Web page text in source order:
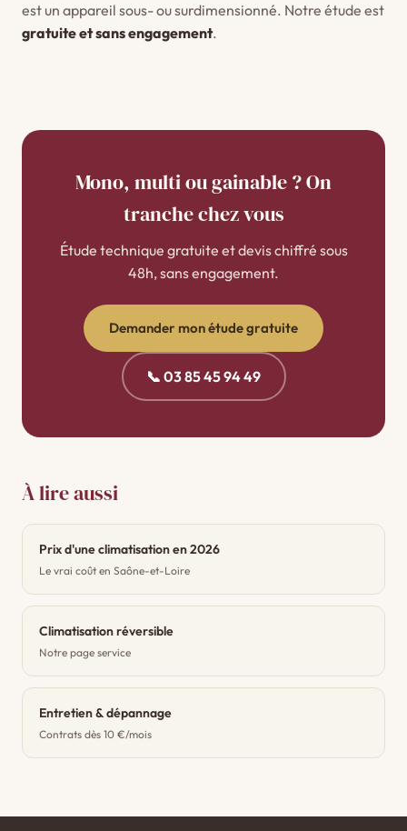
est un appareil sous- ou surdimensionné. Notre étude est
gratuite et sans engagement.
Mono, multi ou gainable ? On
tranche chez vous
Étude technique gratuite et devis chiffré sous
48h, sans engagement.
Demander mon étude gratuite
📞 03 85 45 94 49
À lire aussi
Prix d'une climatisation en 2026
Le vrai coût en Saône-et-Loire
Climatisation réversible
Notre page service
Entretien & dépannage
Contrats dès 10 €/mois